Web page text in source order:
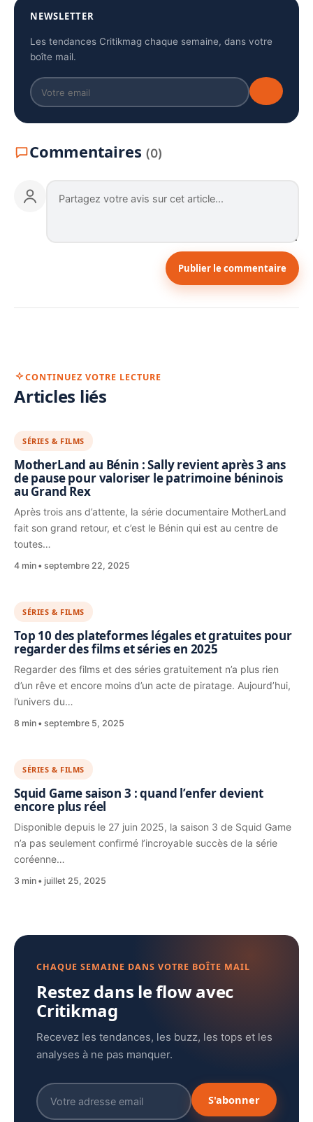
NEWSLETTER
Les tendances Critikmag chaque semaine, dans votre
boîte mail.
Commentaires (0)
Publier le commentaire
CONTINUEZ VOTRE LECTURE
Articles liés
SÉRIES & FILMS
MotherLand au Bénin : Sally revient après 3 ans
de pause pour valoriser le patrimoine béninois
au Grand Rex
Après trois ans d’attente, la série documentaire MotherLand
fait son grand retour, et c’est le Bénin qui est au centre de
toutes…
4 min septembre 22, 2025
SÉRIES & FILMS
Top 10 des plateformes légales et gratuites pour
regarder des films et séries en 2025
Regarder des films et des séries gratuitement n’a plus rien
d’un rêve et encore moins d’un acte de piratage. Aujourd’hui,
l’univers du…
8 min septembre 5, 2025
SÉRIES & FILMS
Squid Game saison 3 : quand l’enfer devient
encore plus réel
Disponible depuis le 27 juin 2025, la saison 3 de Squid Game
n’a pas seulement confirmé l’incroyable succès de la série
coréenne…
3 min juillet 25, 2025
CHAQUE SEMAINE DANS VOTRE BOÎTE MAIL
Restez dans le flow avec
Critikmag
Recevez les tendances, les buzz, les tops et les
analyses à ne pas manquer.
S'abonner